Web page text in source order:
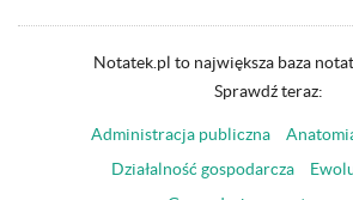
Notatek.pl to największa baza
Sprawdź teraz:
Administracja publiczna
Działalność gospodarcza